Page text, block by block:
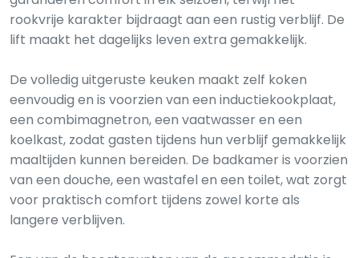
rookvrije karakter bijdraagt aan een rustig verblijf. De
lift maakt het dagelijks leven extra gemakkelijk.
De volledig uitgeruste keuken maakt zelf koken
eenvoudig en is voorzien van een inductiekookplaat,
een combimagnetron, een vaatwasser en een
koelkast, zodat gasten tijdens hun verblijf gemakkelijk
maaltijden kunnen bereiden. De badkamer is voorzien
van een douche, een wastafel en een toilet, wat zorgt
voor praktisch comfort tijdens zowel korte als
langere verblijven.